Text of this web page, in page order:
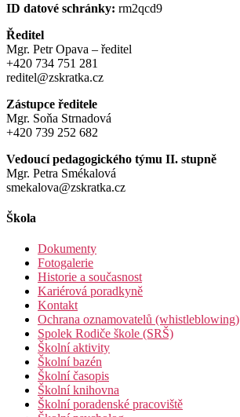
ID datové schránky: rm2qcd9
Ředitel
Mgr. Petr Opava – ředitel
+420 734 751 281
reditel@zskratka.cz
Zástupce ředitele
Mgr. Soňa Strnadová
+420 739 252 682
Vedoucí pedagogického týmu II. stupně
Mgr. Petra Smékalová
smekalova@zskratka.cz
Škola
Dokumenty
Fotogalerie
Historie a současnost
Kariérová poradkyně
Kontakt
Ochrana oznamovatelů (whistleblowing)
Spolek Rodiče škole (SRŠ)
Školní aktivity
Školní bazén
Školní časopis
Školní knihovna
Školní poradenské pracoviště